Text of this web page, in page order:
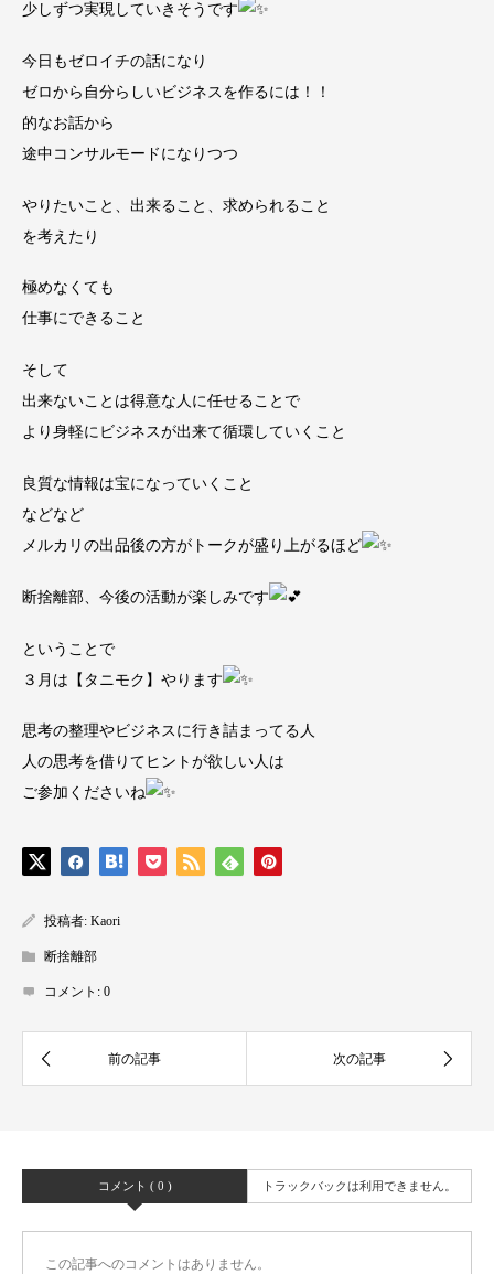
少しずつ実現していきそうです
今日もゼロイチの話になり
ゼロから自分らしいビジネスを作るには！！
的なお話から
途中コンサルモードになりつつ
やりたいこと、出来ること、求められること
を考えたり
極めなくても
仕事にできること
そして
出来ないことは得意な人に任せることで
より身軽にビジネスが出来て循環していくこと
良質な情報は宝になっていくこと
などなど
メルカリの出品後の方がトークが盛り上がるほど
断捨離部、今後の活動が楽しみです
ということで
３月は【タニモク】やります
思考の整理やビジネスに行き詰まってる人
人の思考を借りてヒントが欲しい人は
ご参加くださいね
投稿者: Kaori
断捨離部
コメント: 0
コメント ( 0 ) トラックバックは利用できません。
この記事へのコメントはありません。